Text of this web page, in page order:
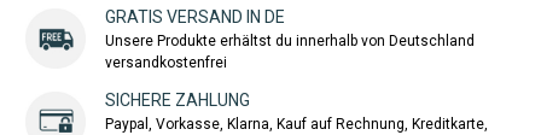
GRATIS VERSAND IN DE
Unsere Produkte erhältst du innerhalb von Deutschland
versandkostenfrei
SICHERE ZAHLUNG
Paypal, Vorkasse, Klarna, Kauf auf Rechnung, Kreditkarte,